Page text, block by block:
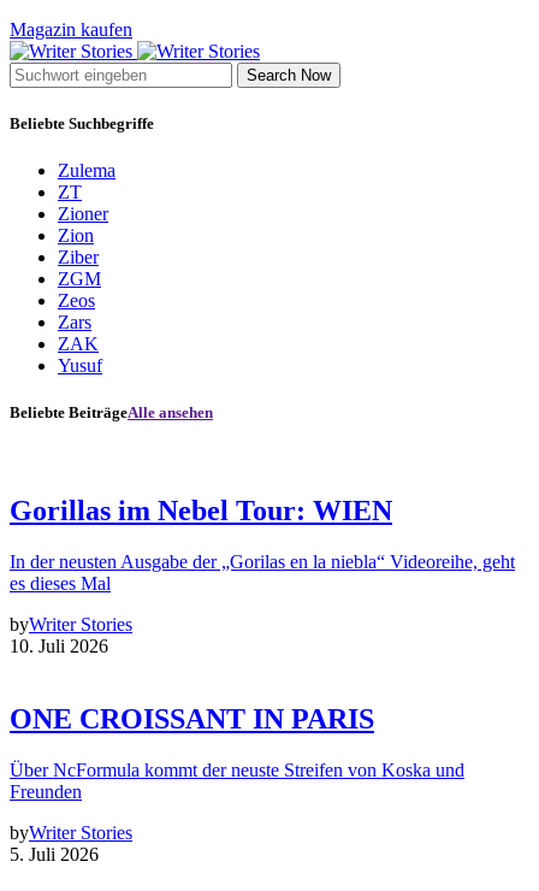
Magazin kaufen
Search Now
Beliebte Suchbegriffe
Zulema
ZT
Zioner
Zion
Ziber
ZGM
Zeos
Zars
ZAK
Yusuf
Beliebte BeiträgeAlle ansehen
Gorillas im Nebel Tour: WIEN
In der neusten Ausgabe der „Gorilas en la niebla“ Videoreihe, geht
es dieses Mal
byWriter Stories
10. Juli 2026
ONE CROISSANT IN PARIS
Über NcFormula kommt der neuste Streifen von Koska und
Freunden
byWriter Stories
5. Juli 2026